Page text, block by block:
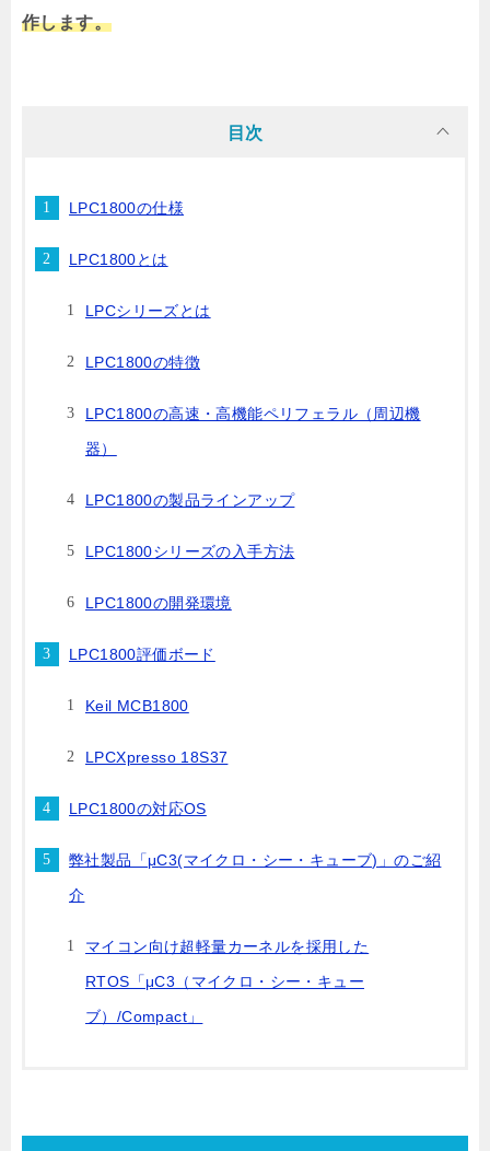
作します。
目次
LPC1800の仕様
LPC1800とは
LPCシリーズとは
LPC1800の特徴
LPC1800の高速・高機能ペリフェラル（周辺機
器）
LPC1800の製品ラインアップ
LPC1800シリーズの入手方法
LPC1800の開発環境
LPC1800評価ボード
Keil MCB1800
LPCXpresso 18S37
LPC1800の対応OS
弊社製品「μC3(マイクロ・シー・キューブ)」のご紹
介
マイコン向け超軽量カーネルを採用した
RTOS「μC3（マイクロ・シー・キュー
ブ）/Compact」